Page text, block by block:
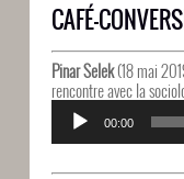
CAFÉ-
Pinar Selek(18 mai
rencontre avec la
Lecteur
audio
00:00